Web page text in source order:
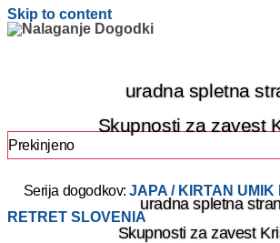
Skip to content
uradna spletna
Skupnosti za zavest
uradna spletna stran
Skupnosti za zavest
Prekinjeno
Serija dogodkov:JAPA / KIRTAN UMIK
RETRET SLOVENIA